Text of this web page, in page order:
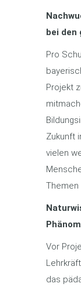
bei den
Pro
Projekt
Zukunft
vielen
Themen
Vor
das